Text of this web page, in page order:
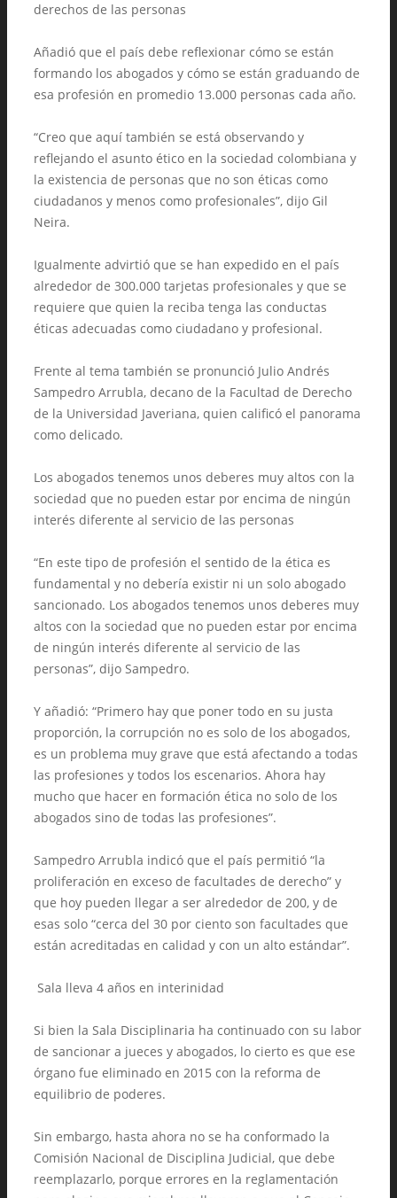
derechos de las personas
Añadió que el país debe reflexionar cómo se están
formando los abogados y cómo se están graduando de
esa profesión en promedio 13.000 personas cada año.
“Creo que aquí también se está observando y
reflejando el asunto ético en la sociedad colombiana y
la existencia de personas que no son éticas como
ciudadanos y menos como profesionales”, dijo Gil
Neira.
Igualmente advirtió que se han expedido en el país
alrededor de 300.000 tarjetas profesionales y que se
requiere que quien la reciba tenga las conductas
éticas adecuadas como ciudadano y profesional.
Frente al tema también se pronunció Julio Andrés
Sampedro Arrubla, decano de la Facultad de Derecho
de la Universidad Javeriana, quien calificó el panorama
como delicado.
Los abogados tenemos unos deberes muy altos con la
sociedad que no pueden estar por encima de ningún
interés diferente al servicio de las personas
“En este tipo de profesión el sentido de la ética es
fundamental y no debería existir ni un solo abogado
sancionado. Los abogados tenemos unos deberes muy
altos con la sociedad que no pueden estar por encima
de ningún interés diferente al servicio de las
personas”, dijo Sampedro.
Y añadió: “Primero hay que poner todo en su justa
proporción, la corrupción no es solo de los abogados,
es un problema muy grave que está afectando a todas
las profesiones y todos los escenarios. Ahora hay
mucho que hacer en formación ética no solo de los
abogados sino de todas las profesiones”.
Sampedro Arrubla indicó que el país permitió “la
proliferación en exceso de facultades de derecho” y
que hoy pueden llegar a ser alrededor de 200, y de
esas solo “cerca del 30 por ciento son facultades que
están acreditadas en calidad y con un alto estándar”.
Sala lleva 4 años en interinidad
Si bien la Sala Disciplinaria ha continuado con su labor
de sancionar a jueces y abogados, lo cierto es que ese
órgano fue eliminado en 2015 con la reforma de
equilibrio de poderes.
Sin embargo, hasta ahora no se ha conformado la
Comisión Nacional de Disciplina Judicial, que debe
reemplazarlo, porque errores en la reglamentación